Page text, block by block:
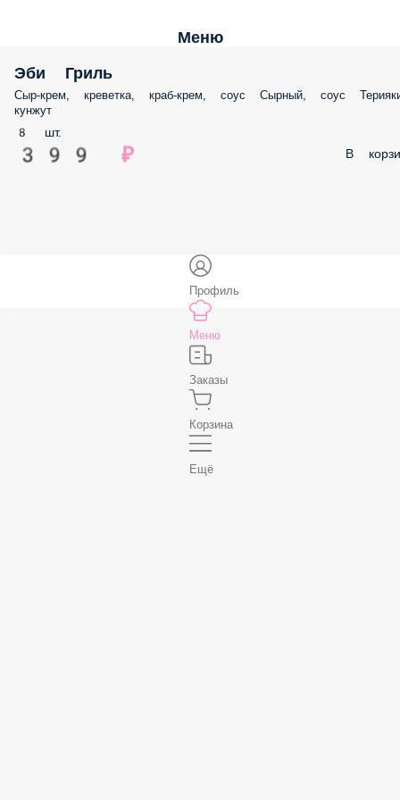
Меню
Эби Гриль
Сыр-крем, креветка, краб-крем, соус Сырный, соус
кунжут
8 шт.
399 ₽ В
Профиль
Меню
Заказы
Корзина
Ещё